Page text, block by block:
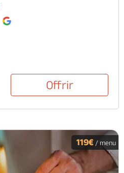
Offrir
119€ / menu